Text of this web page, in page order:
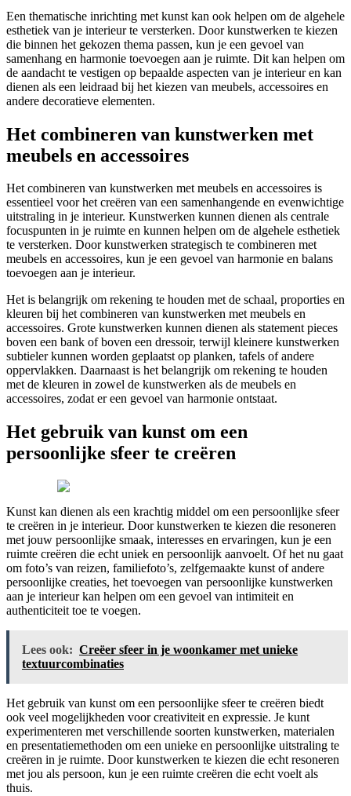
Een thematische inrichting met kunst kan ook helpen om de algehele
esthetiek van je interieur te versterken. Door kunstwerken te kiezen
die binnen het gekozen thema passen, kun je een gevoel van
samenhang en harmonie toevoegen aan je ruimte. Dit kan helpen om
de aandacht te vestigen op bepaalde aspecten van je interieur en kan
dienen als een leidraad bij het kiezen van meubels, accessoires en
andere decoratieve elementen.
Het combineren van kunstwerken met
meubels en accessoires
Het combineren van kunstwerken met meubels en accessoires is
essentieel voor het creëren van een samenhangende en evenwichtige
uitstraling in je interieur. Kunstwerken kunnen dienen als centrale
focuspunten in je ruimte en kunnen helpen om de algehele esthetiek
te versterken. Door kunstwerken strategisch te combineren met
meubels en accessoires, kun je een gevoel van harmonie en balans
toevoegen aan je interieur.
Het is belangrijk om rekening te houden met de schaal, proporties en
kleuren bij het combineren van kunstwerken met meubels en
accessoires. Grote kunstwerken kunnen dienen als statement pieces
boven een bank of boven een dressoir, terwijl kleinere kunstwerken
subtieler kunnen worden geplaatst op planken, tafels of andere
oppervlakken. Daarnaast is het belangrijk om rekening te houden
met de kleuren in zowel de kunstwerken als de meubels en
accessoires, zodat er een gevoel van harmonie ontstaat.
Het gebruik van kunst om een
persoonlijke sfeer te creëren
Kunst kan dienen als een krachtig middel om een persoonlijke sfeer
te creëren in je interieur. Door kunstwerken te kiezen die resoneren
met jouw persoonlijke smaak, interesses en ervaringen, kun je een
ruimte creëren die echt uniek en persoonlijk aanvoelt. Of het nu gaat
om foto’s van reizen, familiefoto’s, zelfgemaakte kunst of andere
persoonlijke creaties, het toevoegen van persoonlijke kunstwerken
aan je interieur kan helpen om een gevoel van intimiteit en
authenticiteit toe te voegen.
Lees ook: Creëer sfeer in je woonkamer met unieke
textuurcombinaties
Het gebruik van kunst om een persoonlijke sfeer te creëren biedt
ook veel mogelijkheden voor creativiteit en expressie. Je kunt
experimenteren met verschillende soorten kunstwerken, materialen
en presentatiemethoden om een unieke en persoonlijke uitstraling te
creëren in je ruimte. Door kunstwerken te kiezen die echt resoneren
met jou als persoon, kun je een ruimte creëren die echt voelt als
thuis.